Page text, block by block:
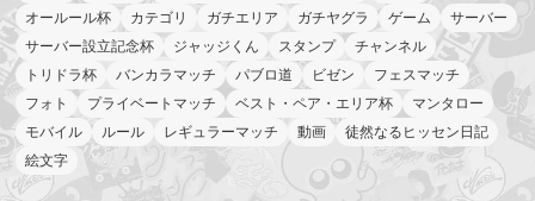
オールール杯
カテゴリ ガチエリア ガチヤグラ ゲーム
サーバー
サーバー設立記念杯
ジャッジくん スタンプ
チャンネル
トリドラ杯
バンカラマッチ パブロ道 ビゼン
フェスマッチ
フォト
プライベートマッチ ベスト・ペア・エリア杯
マンタロー
モバイル
ルール レギュラーマッチ 動画
徒然なるヒッセン日記
絵文字